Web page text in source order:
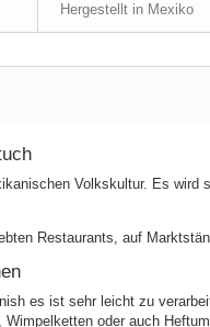
Hergestellt in Mexiko
Volkskultur. Es
Restaurants, auf
es ist sehr leicht zu
oder auch